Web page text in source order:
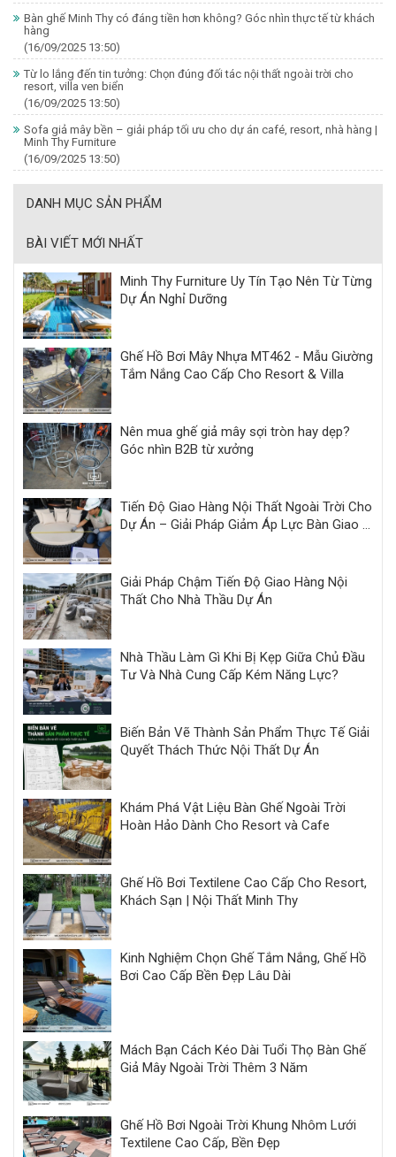
Bàn ghế Minh Thy có đáng tiền hơn không? Góc nhìn thực tế từ khách
hàng
(16/09/2025 13:50)
Từ lo lắng đến tin tưởng: Chọn đúng đối tác nội thất ngoài trời cho
resort, villa ven biển
(16/09/2025 13:50)
Sofa giả mây bền – giải pháp tối ưu cho dự án café, resort, nhà hàng |
Minh Thy Furniture
(16/09/2025 13:50)
DANH MỤC SẢN PHẨM
BÀI VIẾT MỚI NHẤT
Minh Thy Furniture Uy Tín Tạo Nên Từ Từng
Dự Án Nghỉ Dưỡng
Ghế Hồ Bơi Mây Nhựa MT462 - Mẫu Giường
Tắm Nắng Cao Cấp Cho Resort & Villa
Nên mua ghế giả mây sợi tròn hay dẹp?
Góc nhìn B2B từ xưởng
Tiến Độ Giao Hàng Nội Thất Ngoài Trời Cho
Dự Án – Giải Pháp Giảm Áp Lực Bàn Giao |
Giải Pháp Chậm Tiến Độ Giao Hàng Nội
Thất Cho Nhà Thầu Dự Án
Nhà Thầu Làm Gì Khi Bị Kẹp Giữa Chủ Đầu
Tư Và Nhà Cung Cấp Kém Năng Lực?
Biến Bản Vẽ Thành Sản Phẩm Thực Tế Giải
Quyết Thách Thức Nội Thất Dự Án
Khám Phá Vật Liệu Bàn Ghế Ngoài Trời
Hoàn Hảo Dành Cho Resort và Cafe
Ghế Hồ Bơi Textilene Cao Cấp Cho Resort,
Khách Sạn | Nội Thất Minh Thy
Kinh Nghiệm Chọn Ghế Tắm Nắng, Ghế Hồ
Bơi Cao Cấp Bền Đẹp Lâu Dài
Mách Bạn Cách Kéo Dài Tuổi Thọ Bàn Ghế
Giả Mây Ngoài Trời Thêm 3 Năm
Ghế Hồ Bơi Ngoài Trời Khung Nhôm Lưới
Textilene Cao Cấp, Bền Đẹp